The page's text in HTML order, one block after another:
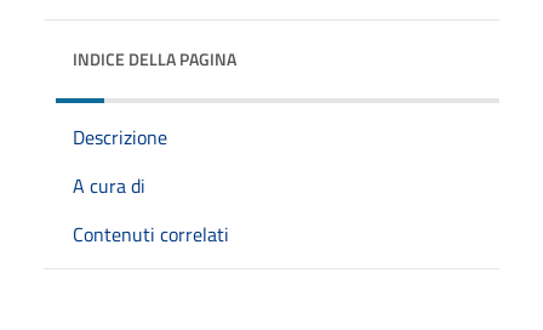
INDICE DELLA PAGINA
Descrizione
A cura di
Contenuti correlati